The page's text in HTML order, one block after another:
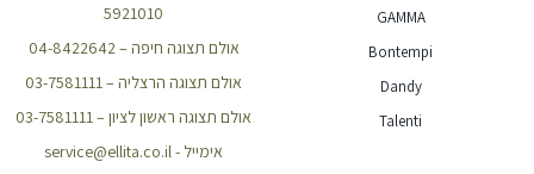
GAMMA
Bontempi
Dandy
Talenti
5921010
אולם תצוגה חיפה – 04-8422642
אולם תצוגה הרצליה – 03-7581111
אולם תצוגה ראשון לציון – 03-7581111
אימייל - service@ellita.co.il